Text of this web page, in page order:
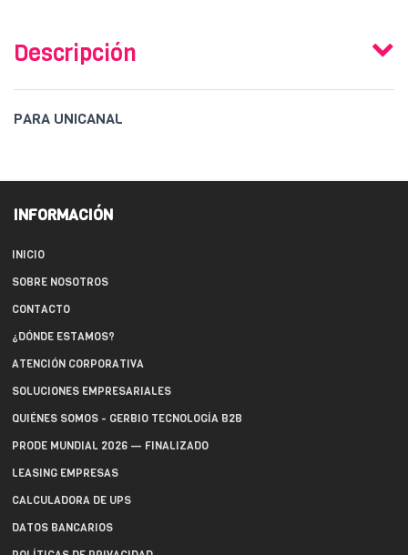
Descripción
PARA UNICANAL
INFORMACIÓN
INICIO
SOBRE NOSOTROS
CONTACTO
¿DÓNDE ESTAMOS?
ATENCIÓN CORPORATIVA
SOLUCIONES EMPRESARIALES
QUIÉNES SOMOS - GERBIO TECNOLOGÍA B2B
PRODE MUNDIAL 2026 — FINALIZADO
LEASING EMPRESAS
CALCULADORA DE UPS
DATOS BANCARIOS